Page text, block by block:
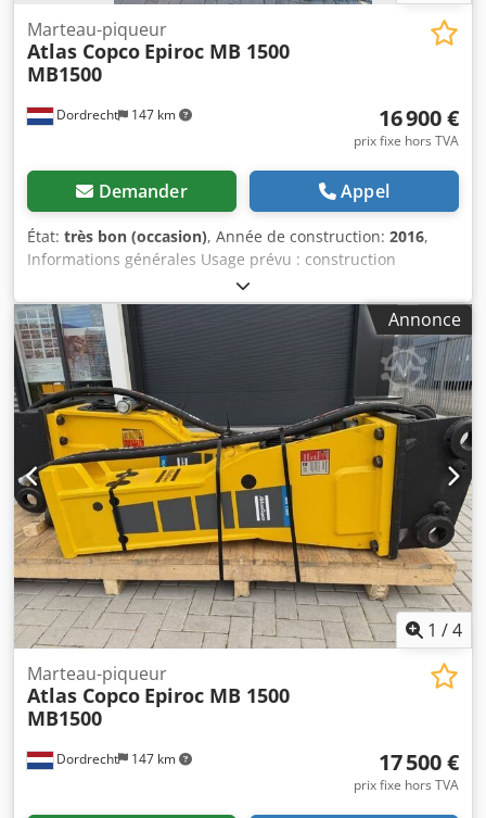
Dordrecht 147 km
Marteau-piqueur
Atlas Copco Epiroc MB 1500
MB1500
16 900 €
prix fixe hors TVA
Demander Appel
État: très bon (occasion), Année de construction: 2016,
Informations générales Usage prévu : construction
Numéro de référence : 4 Poids Poids à vide : 1 300 kg
Caractéristiques Dimensions de la zone de chargement :
200 x 70 x 60 cm Marquage CE : oui Entretien, historique et
état Nombre de propriétaires : 1 État technique : très bon
État esthétique : très bon Chedovpq Tbepfx Algsa
Informations complémentaires Adapté aux machines
suivantes : 17 à 29 tonnes Conditions de livraison : EXW
Pression de travail : 160 à 180 bars Débit hydraulique
requis : 155 l/min Fréquence de frappe : 330 à 680
Dernière inspection : 02/01/2025 Pays de production : DE
Informations complémentaires Pour obtenir de plus
amples informations, veuillez contacter Ö. Inalkac.
Annonce
1 /4
Dordrecht 147 km
Marteau-piqueur
Atlas Copco Epiroc MB 1500
MB1500
17 500 €
prix fixe hors TVA